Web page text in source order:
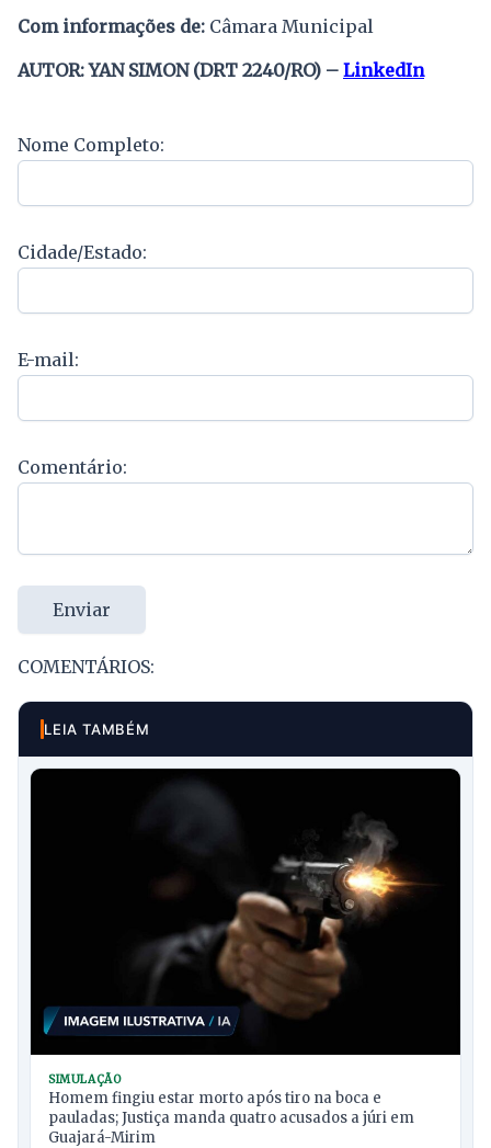
Com informações de: Câmara Municipal
AUTOR: YAN SIMON (DRT 2240/RO) – LinkedIn
Nome Completo:
Cidade/Estado:
E-mail:
Comentário:
Enviar
COMENTÁRIOS:
LEIA TAMBÉM
SIMULAÇÃO
Homem fingiu estar morto após tiro na boca e
pauladas; Justiça manda quatro acusados a júri em
Guajará-Mirim